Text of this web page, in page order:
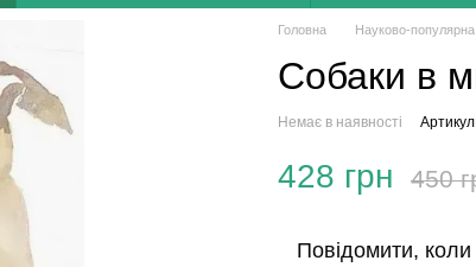
Головна Науково-популярна
Собаки в
Немає в наявності
428 грн 450
Повідомити, коли